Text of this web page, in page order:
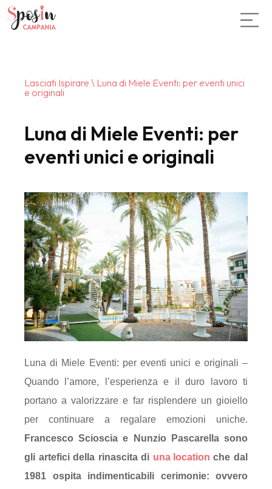
Lasciati Ispirare \ Luna di Miele Eventi: per eventi unici
e originali
Luna di Miele Eventi: per
eventi unici e originali
Luna di Miele Eventi: per eventi unici e originali –
Quando l’amore, l’esperienza e il duro lavoro ti
portano a valorizzare e far risplendere un gioiello
per continuare a regalare emozioni uniche.
Francesco Scioscia e Nunzio Pascarella sono
gli artefici della rinascita di una location che dal
1981 ospita indimenticabili cerimonie: ovvero